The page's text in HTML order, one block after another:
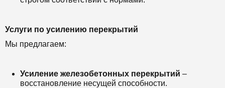
Услуги по усилению перекрытий
Мы предлагаем:
Усиление железобетонных перекрытий –
восстановление несущей способности.